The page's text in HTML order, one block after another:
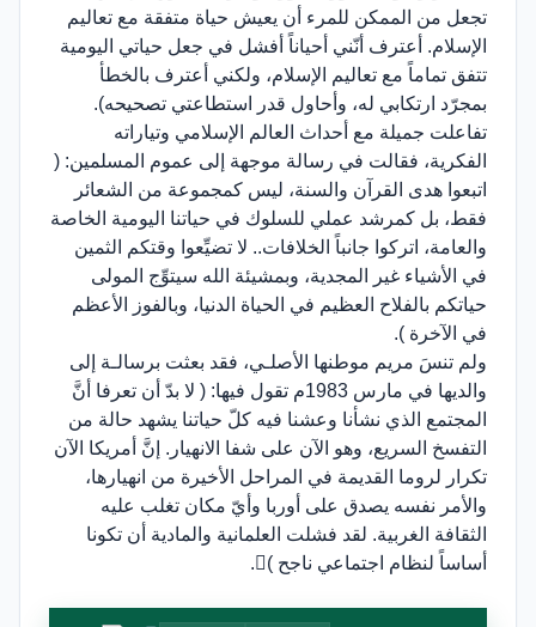
تجعل من الممكن للمرء أن يعيش حياة متفقة مع تعاليم
الإسلام. أعترف أنّني أحياناً أفشل في جعل حياتي اليومية
تتفق تماماً مع تعاليم الإسلام، ولكني أعترف بالخطأ
بمجرّد ارتكابي له، وأحاول قدر استطاعتي تصحيحه).
تفاعلت جميلة مع أحداث العالم الإسلامي وتياراته
الفكرية، فقالت في رسالة موجهة إلى عموم المسلمين: (
اتبعوا هدى القرآن والسنة، ليس كمجموعة من الشعائر
فقط، بل كمرشد عملي للسلوك في حياتنا اليومية الخاصة
والعامة، اتركوا جانباً الخلافات.. لا تضيِّعوا وقتكم الثمين
في الأشياء غير المجدية، وبمشيئة الله سيتوِّج المولى
حياتكم بالفلاح العظيم في الحياة الدنيا، وبالفوز الأعظم
في الآخرة ).
ولم تنسَ مريم موطنها الأصلـي، فقد بعثت برسالـة إلى
والديها في مارس 1983م تقول فيها: ( لا بدّ أن تعرفا أنَّ
المجتمع الذي نشأنا وعشنا فيه كلّ حياتنا يشهد حالة من
التفسخ السريع، وهو الآن على شفا الانهيار. إنَّ أمريكا الآن
تكرار لروما القديمة في المراحل الأخيرة من انهيارها،
والأمر نفسه يصدق على أوربا وأيّ مكان تغلب عليه
الثقافة الغربية. لقد فشلت العلمانية والمادية أن تكونا
أساساً لنظام اجتماعي ناجح ).